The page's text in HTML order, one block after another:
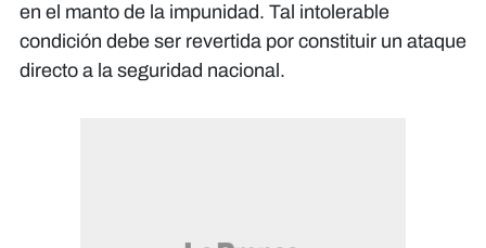
en el manto de la impunidad. Tal intolerable
condición debe ser revertida por constituir un ataque
directo a la seguridad nacional.